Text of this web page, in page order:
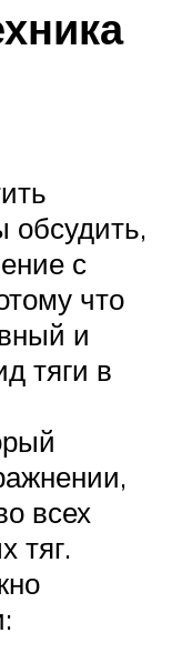
обсудить,
с
что
и
тяги в
всех
тяг.